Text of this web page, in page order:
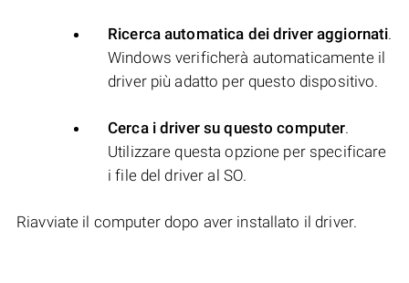
Ricerca automatica dei driver aggiornati.
Windows verificherà automaticamente il
driver più adatto per questo dispositivo.
Cerca i driver su questo computer.
Utilizzare questa opzione per specificare
i file del driver al SO.
Riavviate il computer dopo aver installato il driver.